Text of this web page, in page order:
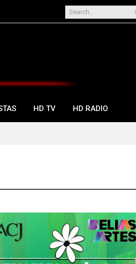
HD TV HD RADIO